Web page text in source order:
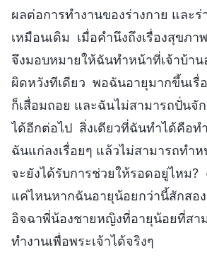
ผลต่อการทำงานของร่างกาย และร่
เหมือนเดิม เมื่อคำนึงถึงเรื่องสุขภ
จึงมอบหมายให้ฉันทำหน้าที่เจ้าบ้า
ผิดหวังทีเดียว พอฉันอายุมากขึ้นเรื่
ก็เสื่อมถอย และฉันไม่สามารถปั่นจั
ได้อีกต่อไป สิ่งเดียวที่ฉันทำได้คือท
ฉันแก่ลงเรื่อยๆ แล้วไม่สามารถทำ
จะยังได้รับการช่วยให้รอดอยู่ไหม?
แค่ไหนหากฉันอายุน้อยกว่านี้สักสอ
อิจฉาพี่น้องชายหญิงที่อายุน้อยที่สา
ทำงานเพื่อพระเจ้าได้จริงๆ